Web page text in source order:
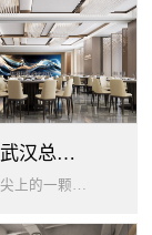
金山集团武汉总部员工食堂设计
春 是青青草尖上的一颗露珠夏 是粼波湖面中倒映的晚霞秋 是宁静山谷里的一片落叶冬 是白雪中屹立不倒的松柏... ...0...